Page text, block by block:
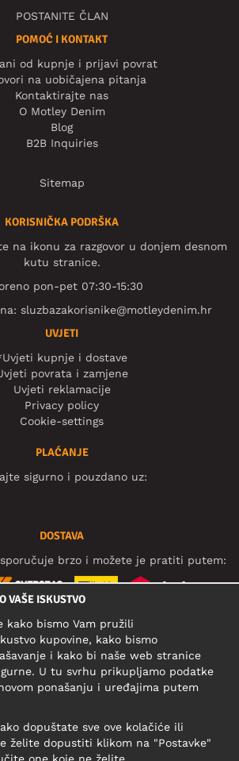
POSTANITE ČLAN
POMOĆ I KONTAKT
od kupnje i prijavi povrat
na uobičajena pitanja
Kontaktirajte nas
O Motley Denim
Blog
B2B Inquiries
Sitemap
KORISNIČKA PODRŠKA
na ikonu za razgovor u donjem desnom
kutu stranice.
pon-pet 07:30-15:30
sluzbazakorisnike@motleydenim.hr
UVJETI
kupnje i dostave
povrata i zamjene
Uvjeti reklamacije
Privacy policy
Cookie-settings
PLAĆANJE
sigurno i pouzdano uz:
DOSTAVA
brzo i možete je pratiti putem:
DRUŠTVENE MREŽE
POSLOVNA ADRESA
mnt 5, EE-10117 Tallinn
Reg: 12356245
VAŠE ISKUSTVO
kako bismo Vam pružili
kupovine, kako bismo
i kako bi naše web stranice
U tu svrhu prikupljamo podatke
ponašanju i uređajima putem
dopuštate sve ove kolačiće ili
želite dopustiti klikom na "Postavke"